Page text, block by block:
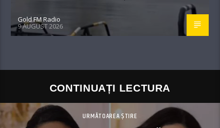
Gold FM Radio
9 AUGUST 2026
CONTINUAȚI LECTURA
URMĂTOAREA ȘTIRE